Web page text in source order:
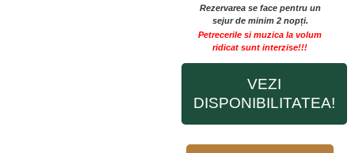
Rezervarea se face pentru un
sejur de minim 2 nopți.
Petrecerile si muzica la volum
ridicat sunt interzise!!!
VEZI
DISPONIBILITATEA!